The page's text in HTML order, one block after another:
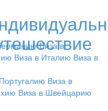
Виза в
Виза в Италию Виза в
Виза в
Виза в Швейцарию